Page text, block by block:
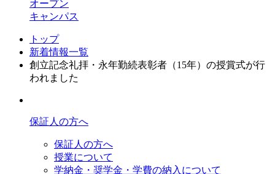
オープン
キャンパス
トップ
新着情報一覧
創立記念礼拝・永年勤続表彰者（15年）の授賞式が行
われました
保証人の方へ
保証人の方へ
授業について
学納金・奨学金・学費の納入について